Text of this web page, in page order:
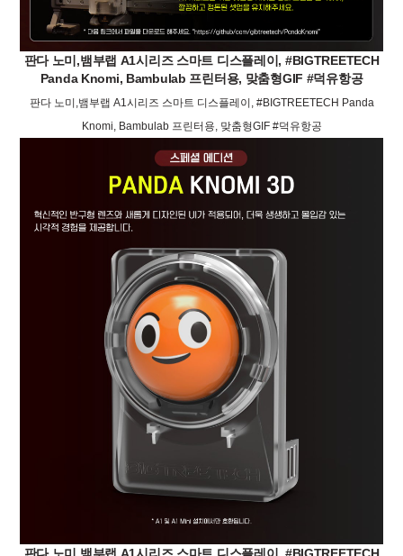
판다 노미,뱀부랩 A1시리즈 스마트 디스플레이, #BIGTREETECH
Panda Knomi, Bambulab 프린터용, 맞춤형GIF #덕유항공
판다 노미,뱀부랩 A1시리즈 스마트 디스플레이, #BIGTREETECH Panda
Knomi, Bambulab 프린터용, 맞춤형GIF #덕유항공